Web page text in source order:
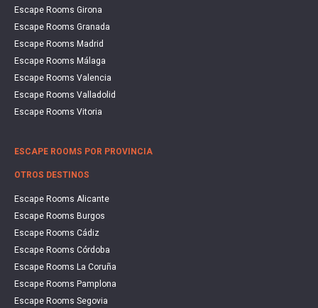
Escape Rooms Girona
Escape Rooms Granada
Escape Rooms Madrid
Escape Rooms Málaga
Escape Rooms Valencia
Escape Rooms Valladolid
Escape Rooms Vitoria
ESCAPE ROOMS POR PROVINCIA
OTROS DESTINOS
Escape Rooms Alicante
Escape Rooms Burgos
Escape Rooms Cádiz
Escape Rooms Córdoba
Escape Rooms La Coruña
Escape Rooms Pamplona
Escape Rooms Segovia